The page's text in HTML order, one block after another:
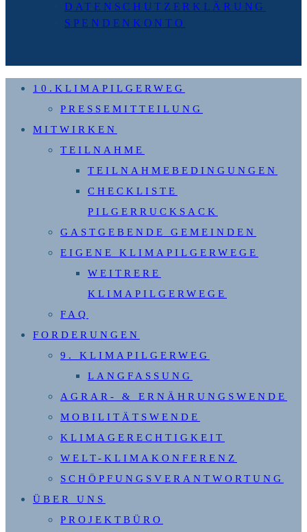
DATENSCHUTZERKLÄRUNG
SPENDENKONTO
10.KLIMAPILGERWEG
PRESSEMITTEILUNG
MITWIRKEN
TEILNAHME
TEILNAHMEBEDINGUNGEN
CHECKLISTE
PILGERRUCKSACK
GASTGEBENDE GEMEINDEN
EIGENE KLIMAPILGERWEGE
WEITRERE
KLIMAPILGERWEGE
FAQ
FORDERUNGEN
9. KLIMAPILGERWEG
LANGFASSUNG
AGRAR- & ERNÄHRUNGSWENDE
MOBILITÄTSWENDE
KLIMAGERECHTIGKEIT
WELT-KLIMAKONFERENZ
SCHÖPFUNGSVERANTWORTUNG
ÜBER UNS
PROJEKTBÜRO